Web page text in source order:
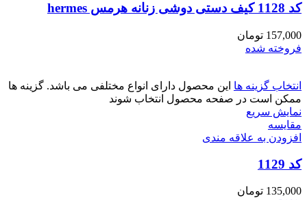
کد 1128 کیف دستی دوشی زنانه هرمس hermes
157,000 تومان
فروخته شده
انتخاب گزینه ها این محصول دارای انواع مختلفی می باشد. گزینه ها
ممکن است در صفحه محصول انتخاب شوند
نمایش سریع
مقايسه
افزودن به علاقه مندی
کد 1129
135,000 تومان